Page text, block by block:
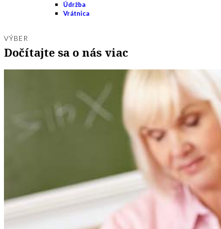
Údržba
Vrátnica
VÝBER
Dočítajte sa o nás viac